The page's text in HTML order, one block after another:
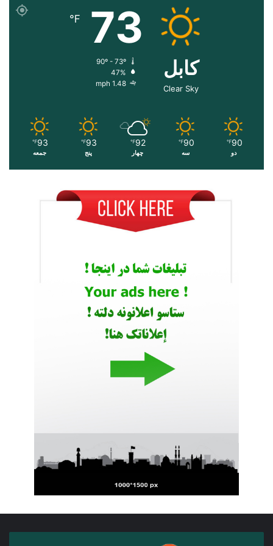
کابل
Clear Sky
73
℉
47%
1.48 mph
90
℉
دو
90
℉
سه
92
℉
چهار
93
℉
پنج
93
℉
جمعه